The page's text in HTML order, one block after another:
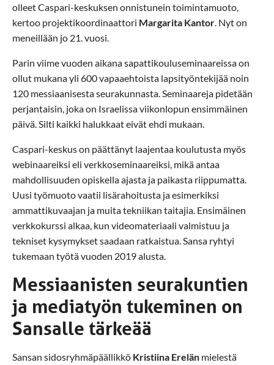
olleet Caspari-keskuksen onnistunein toimintamuoto,
kertoo projektikoordinaattori Margarita Kantor . Nyt on
meneillään jo 21. vuosi.
Parin viime vuoden aikana sapattikouluseminaareissa on
ollut mukana yli 600 vapaaehtoista lapsityöntekijää noin
120 messiaanisesta seurakunnasta. Seminaareja pidetään
perjantaisin, joka on Israelissa viikonlopun ensimmäinen
päivä. Silti kaikki halukkaat eivät ehdi mukaan.
Caspari-keskus on päättänyt laajentaa koulutusta myös
webinaareiksi eli verkkoseminaareiksi, mikä antaa
mahdollisuuden opiskella ajasta ja paikasta riippumatta.
Uusi työmuoto vaatii lisärahoitusta ja esimerkiksi
ammattikuvaajan ja muita tekniikan taitajia. Ensimäinen
verkkokurssi alkaa, kun videomateriaali valmistuu ja
tekniset kysymykset saadaan ratkaistua. Sansa ryhtyi
tukemaan työtä vuoden 2019 alusta.
Messiaanisten seurakuntien
ja mediatyön tukeminen on
Sansalle tärkeää
Sansan sidosryhmäpäällikkö Kristiina Erelän mielestä